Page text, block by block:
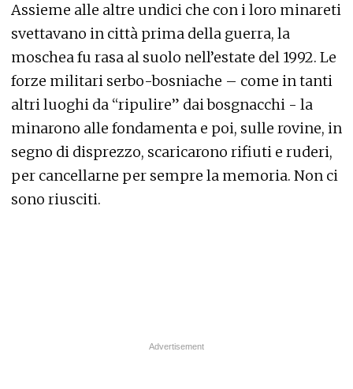
Assieme alle altre undici che con i loro minareti
svettavano in città prima della guerra, la
moschea fu rasa al suolo nell’estate del 1992. Le
forze militari serbo-bosniache – come in tanti
altri luoghi da “ripulire” dai bosgnacchi - la
minarono alle fondamenta e poi, sulle rovine, in
segno di disprezzo, scaricarono rifiuti e ruderi,
per cancellarne per sempre la memoria. Non ci
sono riusciti.